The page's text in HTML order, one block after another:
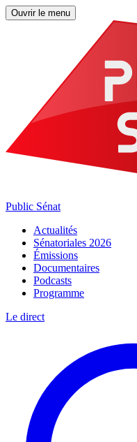
Ouvrir le menu
Public Sénat
Actualités
Sénatoriales 2026
Émissions
Documentaires
Podcasts
Programme
Le direct